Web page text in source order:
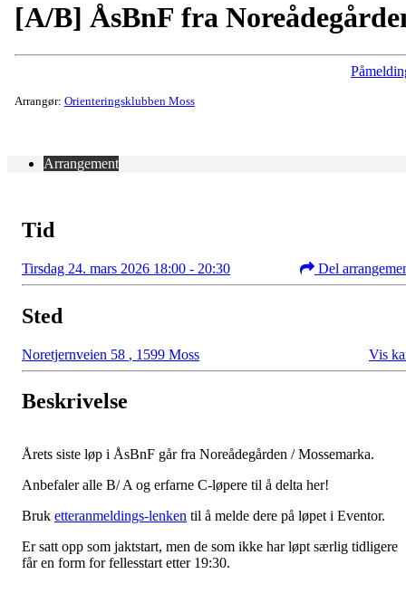
[A/B] ÅsBnF fra
Arrangør: Orienteringsklubben Moss
Arrangement
Tid
Tirsdag 24. mars 2026 18:00 - 20:30 Del
Sted
Noretjernveien 58 , 1599 Moss Vis
Beskrivelse
Årets siste løp i ÅsBnF går fra Noreådegården / Mossemarka.
Anbefaler alle B/ A og erfarne C-løpere til å delta her!
Bruk etteranmeldings-lenken til å melde dere på løpet i Eventor.
Er satt opp som jaktstart, men de som ikke har løpt særlig tidligere
får en form for fellesstart etter 19:30.